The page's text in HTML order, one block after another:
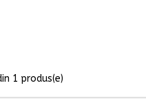
1 produs(e)